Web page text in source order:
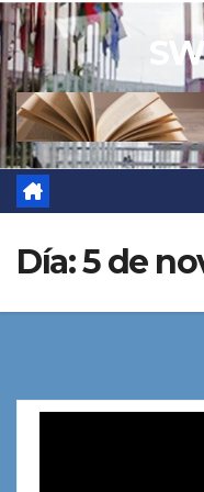
Saltar
al
contenido
Día:5 de